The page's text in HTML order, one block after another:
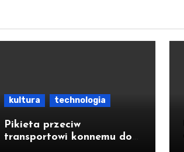
kultura technologia
Pikieta przeciw
transportowi konnemu do